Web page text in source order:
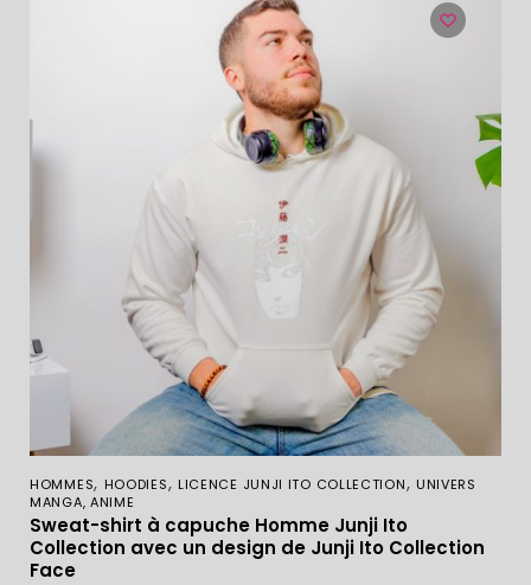
HOMMES, HOODIES, LICENCE JUNJI ITO COLLECTION, UNIVERS
MANGA, ANIME
Sweat-shirt à capuche Homme Junji Ito
Collection avec un design de Junji Ito Collection
Face